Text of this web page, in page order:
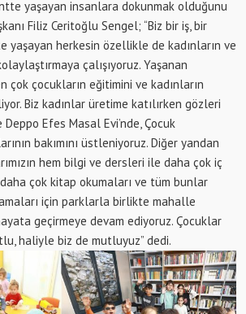
yaşayan insanlara dokunmak olduğunu
Filiz Ceritoğlu Sengel; “Biz bir iş, bir
yaşayan herkesin özellikle de kadınların ve
çalışıyoruz. Yaşanan
çok çocukların eğitimini ve kadınların
Biz kadınlar üretime katılırken gözleri
Efes Masal Evi’nde, Çocuk
bakımını üstleniyoruz. Diğer yandan
hem bilgi ve dersleri ile daha çok iç
çok kitap okumaları ve tüm bunlar
için parklarla birlikte mahalle
geçirmeye devam ediyoruz. Çocuklar
haliyle biz de mutluyuz” dedi.